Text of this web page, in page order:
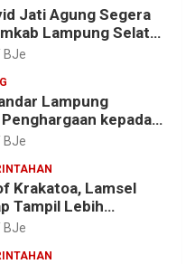
Jati Agung Segera
Lampung Selatan
Miliar
BJe
Lampung
kepada
Jacob Tilukay
BJe
Krakatoa, Lamsel
Tampil Lebih
Empat Event
BJe